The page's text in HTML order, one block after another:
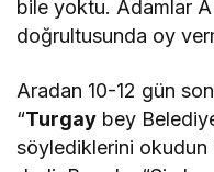
bile yoktu. Adamlar
doğrultusunda oy
Aradan 10-12 gün
“Turgay bey
söylediklerini okudun